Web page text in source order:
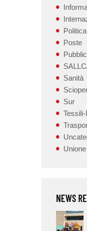
Poste
Sanità
Sur
NEWS